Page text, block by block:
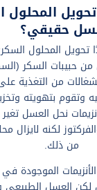
المحلول
حقيقي؟
تحويل المحلول
حبيبات السكر
من التغذية
وتقوم بتهويته
نحل العسل
لكنه لايزال
من ذلك.
الموجودة